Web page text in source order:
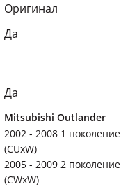
Оригинал
Да
Да
Mitsubishi Outlander
2002 - 2008 1 поколение
(CUxW)
2005 - 2009 2 поколение
(CWxW)